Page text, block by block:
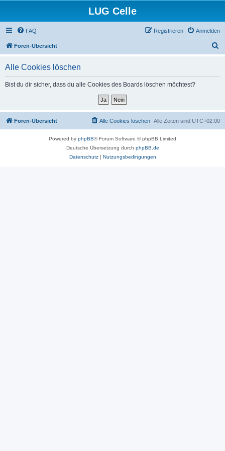
LUG Celle
FAQ Anmelden
Registrieren
Foren-Übersicht
Alle Cookies löschen
Bist du dir sicher, dass du alle Cookies des Boards löschen möchtest?
Foren-Übersicht Alle Zeiten sind UTC+02:00
Alle Cookies löschen
Powered by phpBB® Forum Software © phpBB Limited
Deutsche Übersetzung durch phpBB.de
Datenschutz| Nutzungsbedingungen